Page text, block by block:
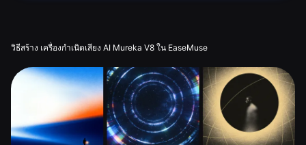
วิธีสร้าง เครื่องกำเนิดเสียง AI Mureka V8 ใน EaseMuse